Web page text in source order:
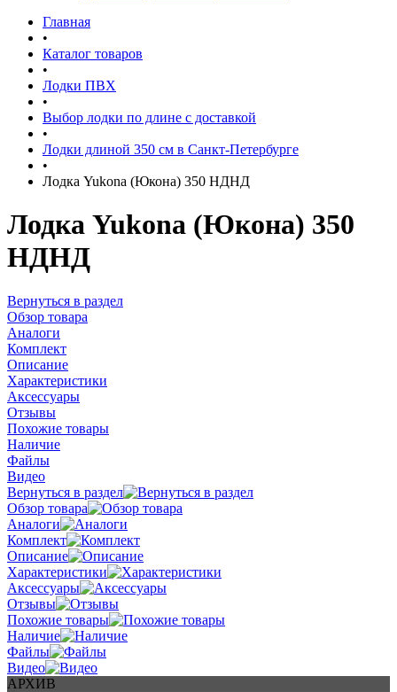
Главная
•
Каталог товаров
•
Лодки ПВХ
•
Выбор лодки по длине c доставкой
•
Лодки длиной 350 см в Санкт-Петербурге
•
Лодка Yukona (Юкона) 350 НДНД
Лодка Yukona (Юкона) 350
НДНД
Вернуться в раздел
Обзор товара
Аналоги
Комплект
Описание
Характеристики
Аксессуары
Отзывы
Похожие товары
Наличие
Файлы
Видео
Вернуться в раздел
Обзор товара
Аналоги
Комплект
Описание
Характеристики
Аксессуары
Отзывы
Похожие товары
Наличие
Файлы
Видео
АРХИВ